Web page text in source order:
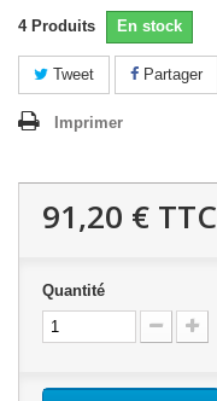
4 Produits En stock
Tweet Partager
Imprimer
91,20 € TTC
Quantité